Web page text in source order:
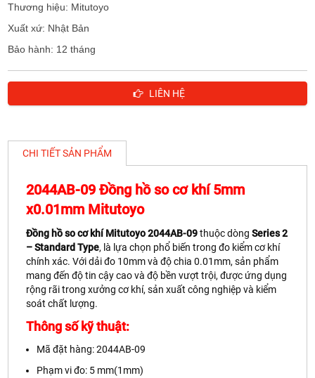
Thương hiệu: Mitutoyo
Xuất xứ: Nhật Bản
Bảo hành: 12 tháng
LIÊN HỆ
CHI TIẾT SẢN PHẨM
2044AB-09 Đồng hồ so cơ khí 5mm
x0.01mm Mitutoyo
Đồng hồ so cơ khí Mitutoyo 2044AB-09thuộc dòngSeries 2
– Standard Type, là lựa chọn phổ biến trong đo kiểm cơ khí
chính xác. Với dải đo 10mm và độ chia 0.01mm, sản phẩm
mang đến độ tin cậy cao và độ bền vượt trội, được ứng dụng
rộng rãi trong xưởng cơ khí, sản xuất công nghiệp và kiểm
soát chất lượng.
Thông số kỹ thuật:
Mã đặt hàng: 2044AB-09
Phạm vi đo: 5 mm(1mm)